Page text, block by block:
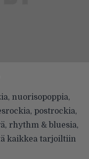
nuorisopoppia,
postrockia,
rhythm & bluesia,
kaikkea tarjoiltiin